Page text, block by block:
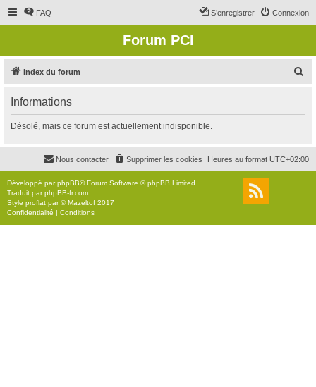
FAQ Connexion
S’enregistrer
Forum PCI
Index du forum
r
c
r
Informations
Désolé, mais ce forum est actuellement indisponible.
Heures au format UTC+02:00
Supprimer les cookies
Nous contacter
Développé parphpBB® Forum Software © phpBB Limited
Traduit parphpBB-fr.com
Style proflat par ©Mazeltof 2017
Confidentialité | Conditions